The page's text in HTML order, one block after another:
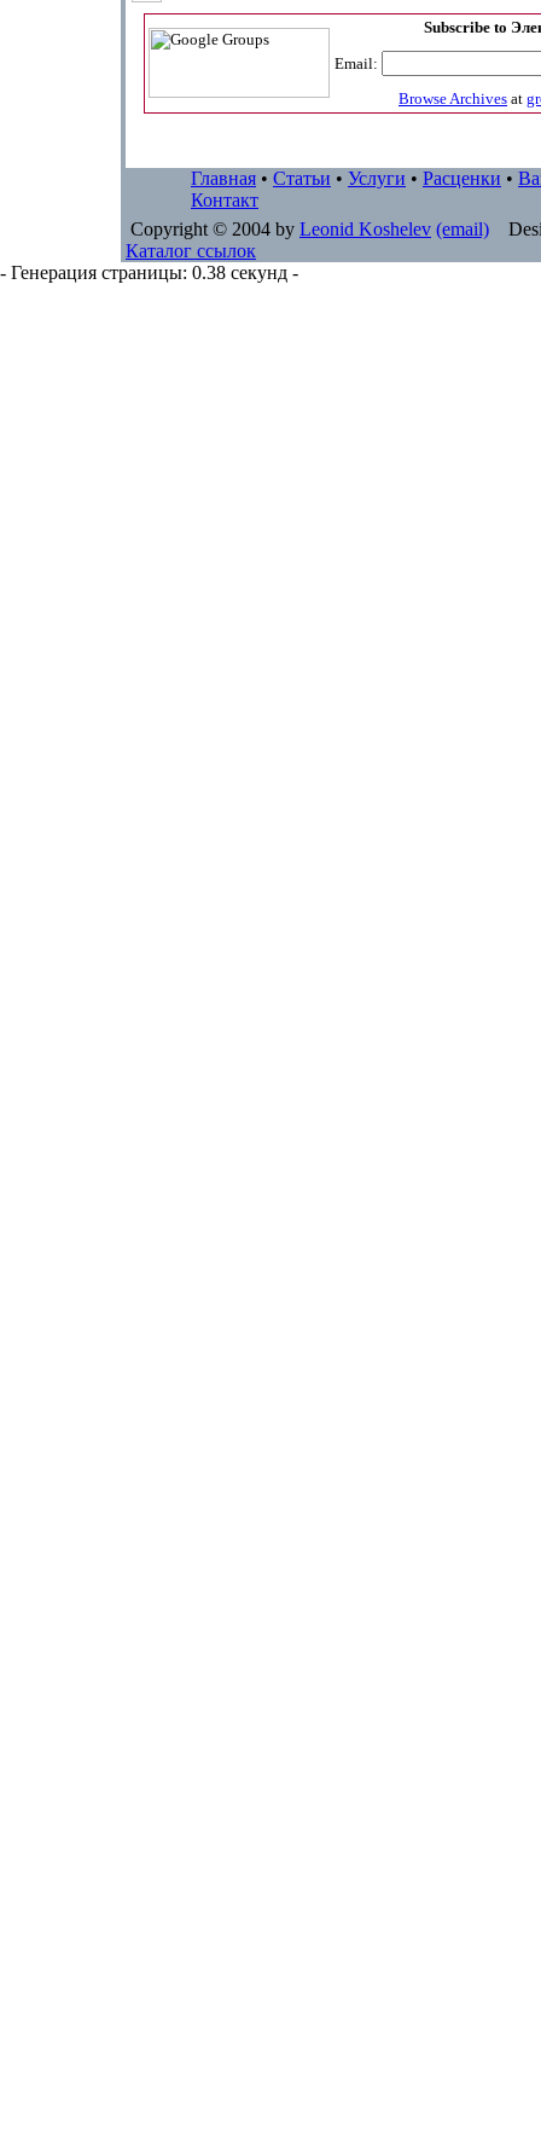
Subscribe to
Email:
Browse Archives at
Главная • Статьи • Услуги • Расценки •
Контакт
Copyright © 2004 by Leonid Koshelev (email)
Каталог ссылок
- Генерация страницы: 0.38 секунд -